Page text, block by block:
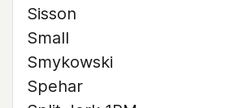
Sisson
Small
Smykowski
Spehar